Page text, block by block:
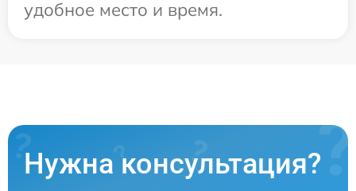
удобное место и время.
Нужна консультация?